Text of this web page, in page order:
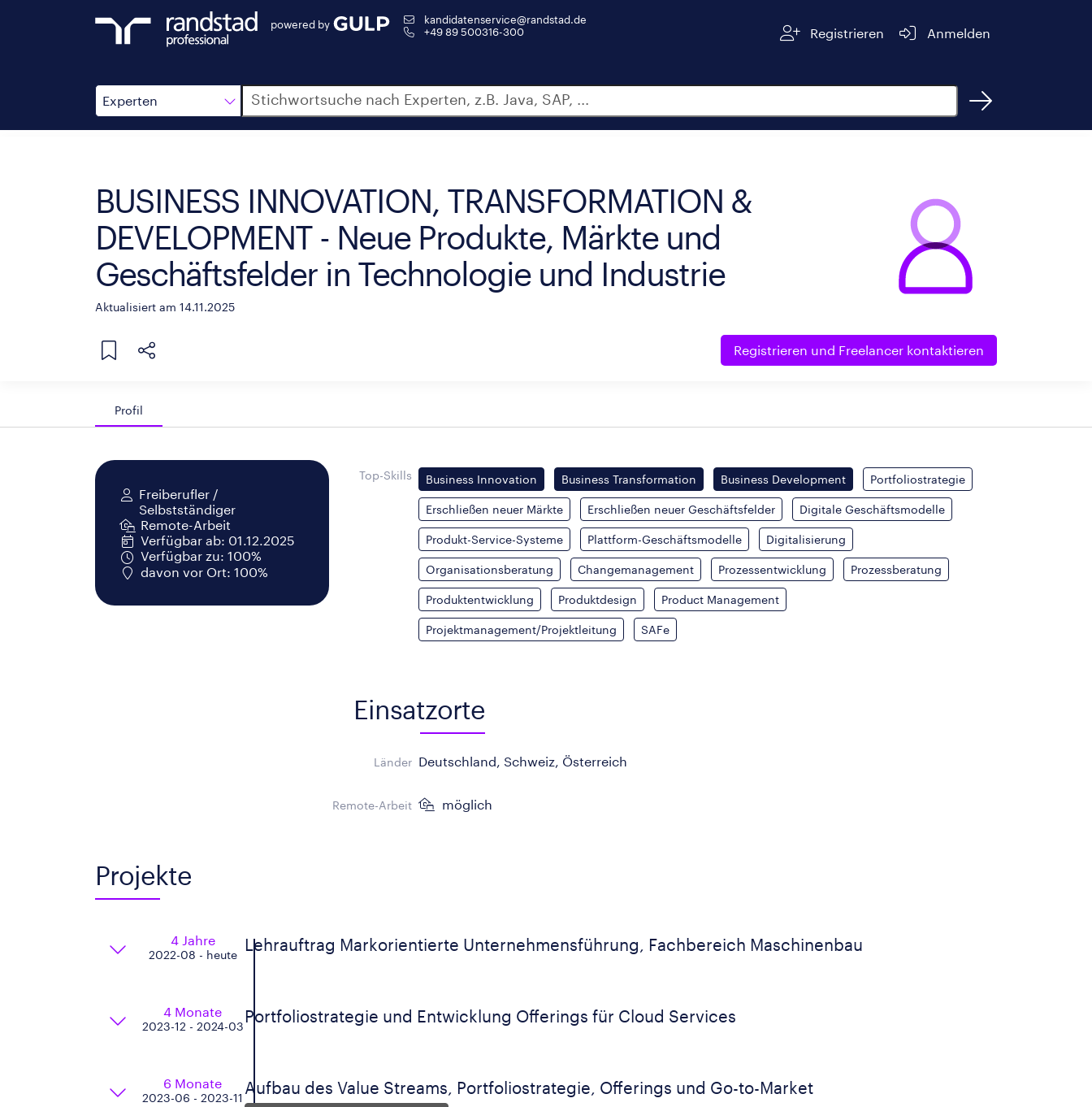
powered by
kandidatenservice@randstad.de
+49 89 500316-300
Registrieren Anmelden
Experten
Suche
BUSINESS INNOVATION, TRANSFORMATION &
DEVELOPMENT - Neue Produkte, Märkte und
Geschäftsfelder in Technologie und Industrie
Aktualisiert am 14.11.2025
Registrieren und Freelancer kontaktieren
Profil
Freiberufler /
Selbstständiger
Remote-Arbeit
Verfügbar ab: 01.12.2025
Verfügbar zu: 100%
davon vor Ort: 100%
Top-Skills Business Innovation Business Transformation Business Development Portfoliostrategie
Erschließen neuer Märkte Erschließen neuer Geschäftsfelder Digitale Geschäftsmodelle
Produkt-Service-Systeme Plattform-Geschäftsmodelle Digitalisierung
Organisationsberatung Changemanagement Prozessentwicklung Prozessberatung
Produktentwicklung Produktdesign Product Management
Projektmanagement/Projektleitung SAFe
Einsatzorte
Länder Deutschland, Schweiz, Österreich
Remote-Arbeit möglich
Projekte
4 Jahre
2022-08 - heute
Lehrauftrag Markorientierte Unternehmensführung, Fachbereich Maschinenbau
4 Monate
2023-12 - 2024-03
Portfoliostrategie und Entwicklung Offerings für Cloud Services
6 Monate
2023-06 - 2023-11
Aufbau des Value Streams, Portfoliostrategie, Offerings und Go-to-Market